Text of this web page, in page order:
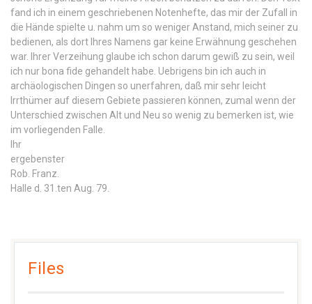
fand ich in einem geschriebenen Notenhefte, das mir der Zufall in
die Hände spielte u. nahm um so weniger Anstand, mich seiner zu
bedienen, als dort Ihres Namens gar keine Erwähnung geschehen
war. Ihrer Verzeihung glaube ich schon darum gewiß zu sein, weil
ich nur bona fide gehandelt habe. Uebrigens bin ich auch in
archäologischen Dingen so unerfahren, daß mir sehr leicht
Irrthümer auf diesem Gebiete passieren können, zumal wenn der
Unterschied zwischen Alt und Neu so wenig zu bemerken ist, wie
im vorliegenden Falle.
Ihr
ergebenster
Rob. Franz.
Halle d. 31.ten Aug. 79.
Files